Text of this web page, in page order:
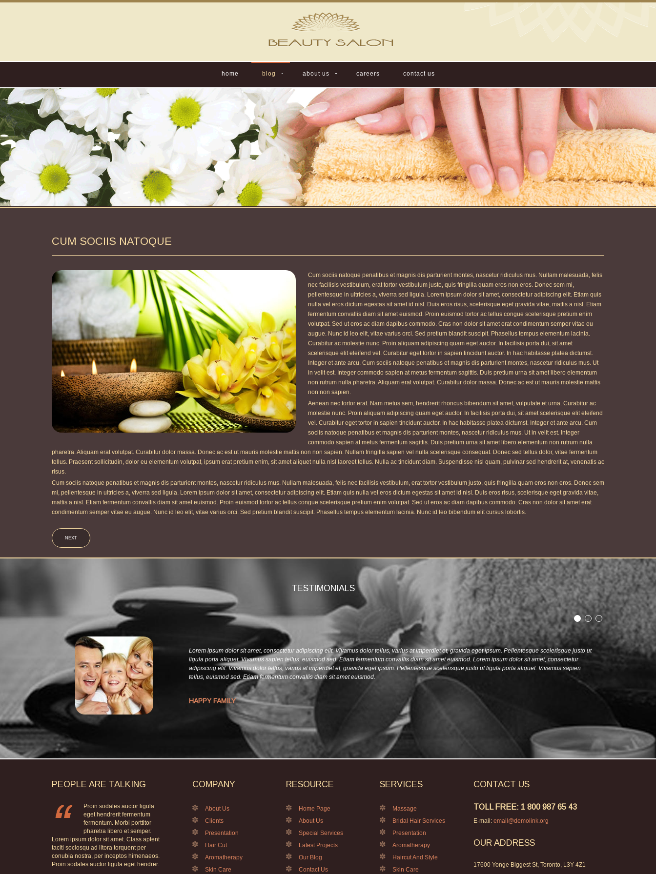
home blog about us careers contact us
CUM SOCIIS NATOQUE
Cum sociis natoque penatibus et magnis dis parturient montes, nascetur ridiculus mus. Nullam malesuada, felis
nec facilisis vestibulum, erat tortor vestibulum justo, quis fringilla quam eros non eros. Donec sem mi,
pellentesque in ultricies a, viverra sed ligula. Lorem ipsum dolor sit amet, consectetur adipiscing elit. Etiam quis
nulla vel eros dictum egestas sit amet id nisl. Duis eros risus, scelerisque eget gravida vitae, mattis a nisl. Etiam
fermentum convallis diam sit amet euismod. Proin euismod tortor ac tellus congue scelerisque pretium enim
volutpat. Sed ut eros ac diam dapibus commodo. Cras non dolor sit amet erat condimentum semper vitae eu
augue. Nunc id leo elit, vitae varius orci. Sed pretium blandit suscipit. Phasellus tempus elementum lacinia.
Curabitur ac molestie nunc. Proin aliquam adipiscing quam eget auctor. In facilisis porta dui, sit amet
scelerisque elit eleifend vel. Curabitur eget tortor in sapien tincidunt auctor. In hac habitasse platea dictumst.
Integer et ante arcu. Cum sociis natoque penatibus et magnis dis parturient montes, nascetur ridiculus mus. Ut
in velit est. Integer commodo sapien at metus fermentum sagittis. Duis pretium urna sit amet libero elementum
non rutrum nulla pharetra. Aliquam erat volutpat. Curabitur dolor massa. Donec ac est ut mauris molestie mattis
non non sapien.
Aenean nec tortor erat. Nam metus sem, hendrerit rhoncus bibendum sit amet, vulputate et urna. Curabitur ac
molestie nunc. Proin aliquam adipiscing quam eget auctor. In facilisis porta dui, sit amet scelerisque elit eleifend
vel. Curabitur eget tortor in sapien tincidunt auctor. In hac habitasse platea dictumst. Integer et ante arcu. Cum
sociis natoque penatibus et magnis dis parturient montes, nascetur ridiculus mus. Ut in velit est. Integer
commodo sapien at metus fermentum sagittis. Duis pretium urna sit amet libero elementum non rutrum nulla
pharetra. Aliquam erat volutpat. Curabitur dolor massa. Donec ac est ut mauris molestie mattis non non sapien. Nullam fringilla sapien vel nulla scelerisque consequat. Donec sed tellus dolor, vitae fermentum
tellus. Praesent sollicitudin, dolor eu elementum volutpat, ipsum erat pretium enim, sit amet aliquet nulla nisl laoreet tellus. Nulla ac tincidunt diam. Suspendisse nisl quam, pulvinar sed hendrerit at, venenatis ac
risus.
Cum sociis natoque penatibus et magnis dis parturient montes, nascetur ridiculus mus. Nullam malesuada, felis nec facilisis vestibulum, erat tortor vestibulum justo, quis fringilla quam eros non eros. Donec sem
mi, pellentesque in ultricies a, viverra sed ligula. Lorem ipsum dolor sit amet, consectetur adipiscing elit. Etiam quis nulla vel eros dictum egestas sit amet id nisl. Duis eros risus, scelerisque eget gravida vitae,
mattis a nisl. Etiam fermentum convallis diam sit amet euismod. Proin euismod tortor ac tellus congue scelerisque pretium enim volutpat. Sed ut eros ac diam dapibus commodo. Cras non dolor sit amet erat
condimentum semper vitae eu augue. Nunc id leo elit, vitae varius orci. Sed pretium blandit suscipit. Phasellus tempus elementum lacinia. Nunc id leo bibendum elit cursus lobortis.
NEXT
TESTIMONIALS
Lorem ipsum dolor sit amet, consectetur adipiscing elit. Vivamus dolor tellus, varius at imperdiet et, gravida eget ipsum. Pellentesque scelerisque justo ut
ligula porta aliquet. Vivamus sapien tellus, euismod sed. Etiam fermentum convallis diam sit amet euismod. Lorem ipsum dolor sit amet, consectetur
adipiscing elit. Vivamus dolor tellus, varius at imperdiet et, gravida eget ipsum. Pellentesque scelerisque justo ut ligula porta aliquet. Vivamus sapien
tellus, euismod sed. Etiam fermentum convallis diam sit amet euismod.
HAPPY FAMILY
PEOPLE ARE TALKING
Proin sodales auctor ligula
eget hendrerit fermentum
fermentum. Morbi porttitor
pharetra libero et semper.
Lorem ipsum dolor sit amet. Class aptent
taciti sociosqu ad litora torquent per
conubia nostra, per inceptos himenaeos.
Proin sodales auctor ligula eget hendrer.
COMPANY
About Us
Clients
Presentation
Hair Cut
Aromatherapy
Skin Care
RESOURCE
Home Page
About Us
Special Services
Latest Projects
Our Blog
Contact Us
SERVICES
Massage
Bridal Hair Services
Presentation
Aromatherapy
Haircut And Style
Skin Care
CONTACT US
TOLL FREE: 1 800 987 65 43
E-mail: email@demolink.org
OUR ADDRESS
17600 Yonge Biggest St, Toronto, L3Y 4Z1